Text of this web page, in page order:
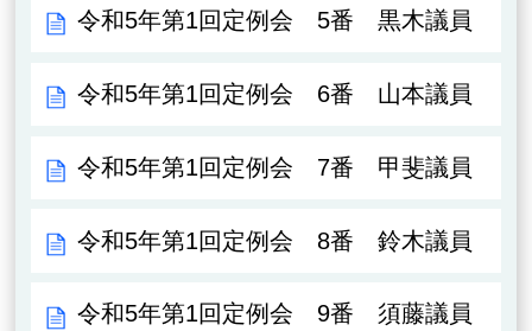
令和5年第1回定例会 5番 黒木議員
令和5年第1回定例会 6番 山本議員
令和5年第1回定例会 7番 甲斐議員
令和5年第1回定例会 8番 鈴木議員
令和5年第1回定例会 9番 須藤議員